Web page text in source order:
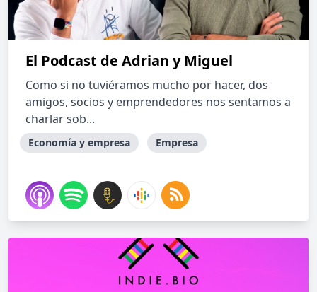
El Podcast de Adrian y Miguel
Como si no tuviéramos mucho por hacer, dos
amigos, socios y emprendedores nos sentamos a
charlar sob...
Economía y empresa Empresa